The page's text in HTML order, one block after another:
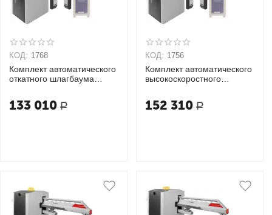
КОД: 1768
Комплект автоматического
откатного шлагбаума
133 010 Р
КОД: 1756
Комплект автоматического
высокоскоростного
152 310 Р